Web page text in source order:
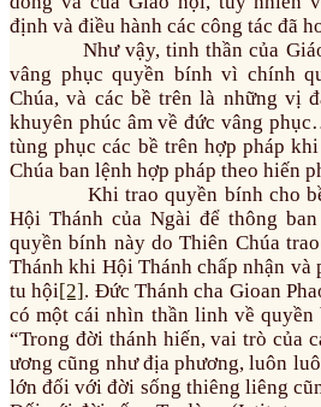
định và điều hành các công tác đã
Như vậy, tinh thần của Giáo
vâng phục quyền bính vì chính
Chúa, và các bề trên là những vị
khuyên phúc âm về đức vâng
tùng phục các bề trên hợp pháp
Chúa ban lệnh hợp pháp theo hiến
Khi trao quyền bính cho bề
Hội Thánh của Ngài để thông
quyền bính này do Thiên Chúa
Thánh khi Hội Thánh chấp nhận và
tu hội[2]. Đức Thánh cha Gioan
có một cái nhìn thần linh về
“Trong đời thánh hiến, vai trò của
ương cũng như địa phương, luôn
lớn đối với đời sống thiêng liêng